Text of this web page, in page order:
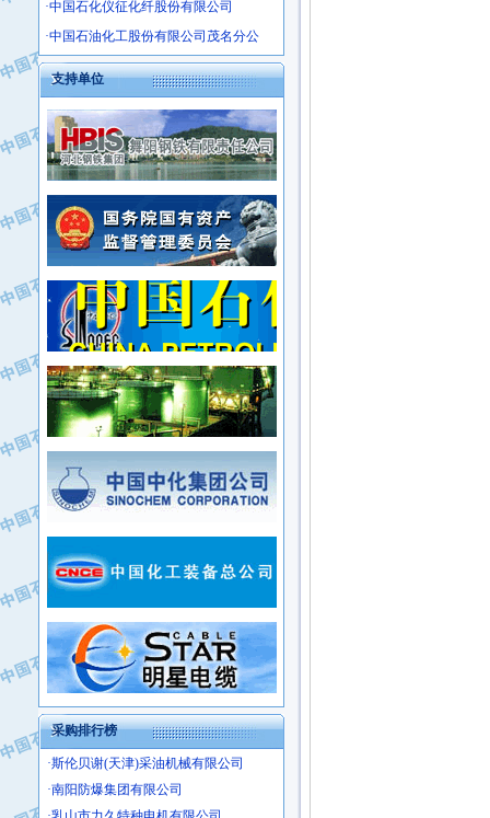
·河北翼凌机械制造总厂
·萍乡市庞泰化工填料有限公司
·实华(天津)国际贸易有限公司
·上海宝钢商贸有限公司
·辽河石油勘探局总机械厂
·正泰集团
·华北油田科达开发有限公司
·中石化西南石油局井下工程处
·大庆油田石油专用设备有限公司
·江苏丹化集团有限责任公司
·中核苏阀科技实业股份有限公司
·山特电子（深圳）有限公司
·常州市中兴石油化工助剂有限公司
·姜堰市三联助剂有限公司
·四川中光高技术研究所有限责任公司
·江苏天安防雷工程有限责任公司
·山东东营胜利工业园区
·自贡五洲防腐安装有限公司
·中国石化仪征化纤股份有限公司
·中国石油化工股份有限公司茂名分公
支持单位
采购排行榜
·中国石化茂名石化分公司
·中国石油大港油田分公司
·中油油气勘探软件国家工程研究中心
·西安长庆钻宇集团咸阳石化有限公司
·新疆新冠控制系统工程有限公司
·新疆安维消防设施器材有限公司
·华北石油津工机械制造有限公司
·中国石化茂名石化分公司
·上海赛科石油化工有限责任公司
·河北卓唯钢管制造有限公司
·上海高桥石化
·中国石化扬子石油化工股份有限公司
·中国石化上海石油化工股份有限公司
·中国石油长庆油田分公司
·中国石油宁夏石化分公司
·山东墨龙石油机械股份有限公司
·大庆油田物资集团
·斯伦贝谢(天津)采油机械有限公司
·南阳防爆集团有限公司
·乳山市力久特种电机有限公司